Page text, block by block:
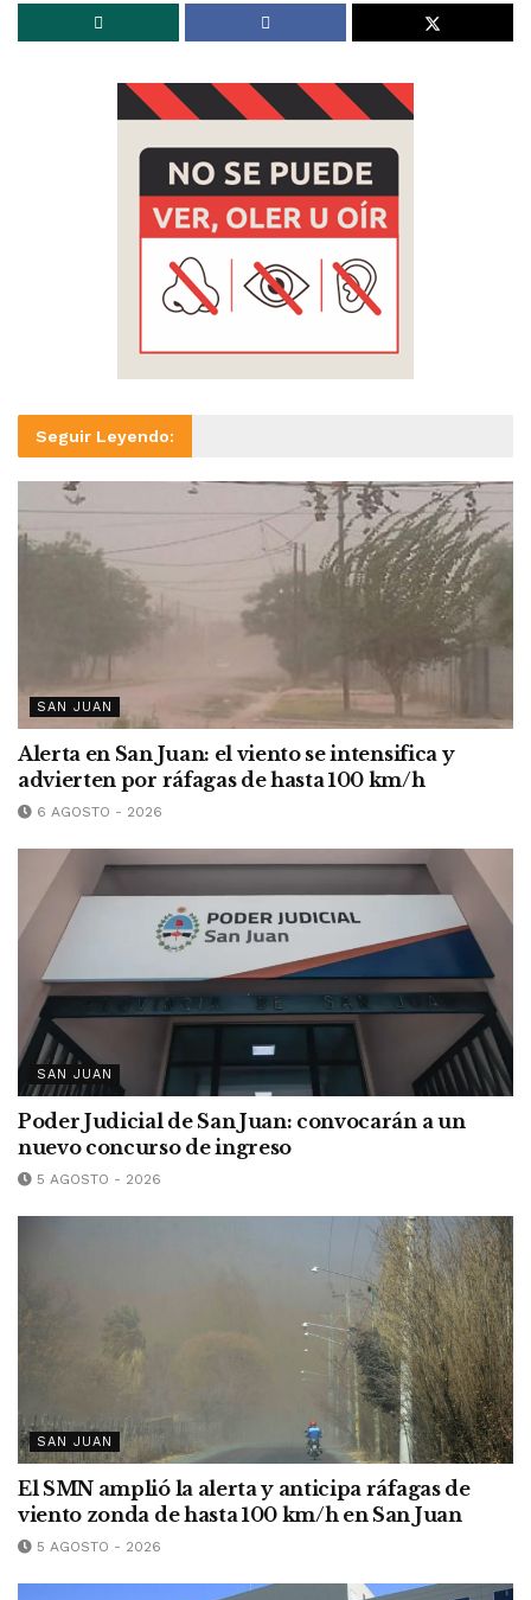
Seguir Leyendo:
SAN JUAN
Alerta en San Juan: el viento se intensifica y
advierten por ráfagas de hasta 100 km/h
6 AGOSTO - 2026
SAN JUAN
Poder Judicial de San Juan: convocarán a un
nuevo concurso de ingreso
5 AGOSTO - 2026
SAN JUAN
El SMN amplió la alerta y anticipa ráfagas de
viento zonda de hasta 100 km/h en San Juan
5 AGOSTO - 2026